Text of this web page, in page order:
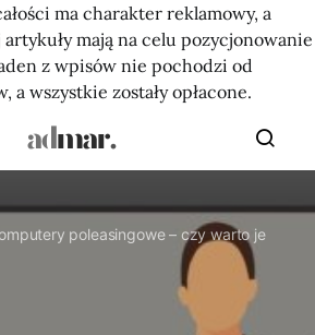
ma charakter reklamowy, a
mają na celu pozycjonowanie
z wpisów nie pochodzi od
a wszystkie zostały opłacone.
poleasingowe – czy warto je